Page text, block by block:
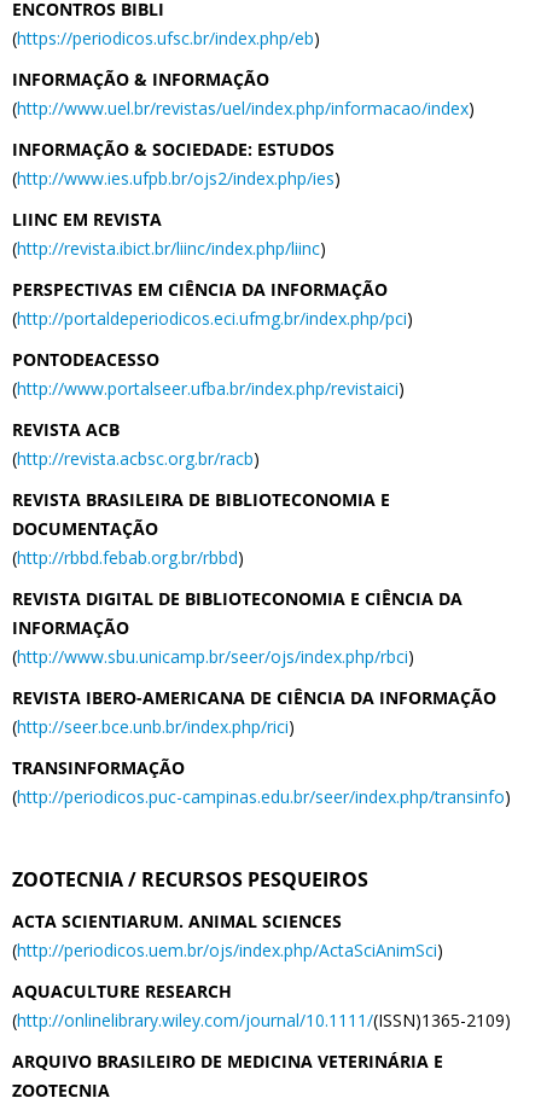
ENCONTROS BIBLI
(https://periodicos.ufsc.br/index.php/eb)
INFORMAÇÃO & INFORMAÇÃO
(http://www.uel.br/revistas/uel/index.php/informacao/index)
INFORMAÇÃO & SOCIEDADE: ESTUDOS
(http://www.ies.ufpb.br/ojs2/index.php/ies)
LIINC EM REVISTA
(http://revista.ibict.br/liinc/index.php/liinc)
PERSPECTIVAS EM CIÊNCIA DA INFORMAÇÃO
(http://portaldeperiodicos.eci.ufmg.br/index.php/pci)
PONTODEACESSO
(http://www.portalseer.ufba.br/index.php/revistaici)
REVISTA ACB
(http://revista.acbsc.org.br/racb)
REVISTA BRASILEIRA DE BIBLIOTECONOMIA E
DOCUMENTAÇÃO
(http://rbbd.febab.org.br/rbbd)
REVISTA DIGITAL DE BIBLIOTECONOMIA E CIÊNCIA DA
INFORMAÇÃO
(http://www.sbu.unicamp.br/seer/ojs/index.php/rbci)
REVISTA IBERO-AMERICANA DE CIÊNCIA DA INFORMAÇÃO
(http://seer.bce.unb.br/index.php/rici)
TRANSINFORMAÇÃO
(http://periodicos.puc-campinas.edu.br/seer/index.php/transinfo)
ZOOTECNIA / RECURSOS PESQUEIROS
ACTA SCIENTIARUM. ANIMAL SCIENCES
(http://periodicos.uem.br/ojs/index.php/ActaSciAnimSci)
AQUACULTURE RESEARCH
(http://onlinelibrary.wiley.com/journal/10.1111/(ISSN)1365-2109)
ARQUIVO BRASILEIRO DE MEDICINA VETERINÁRIA E
ZOOTECNIA